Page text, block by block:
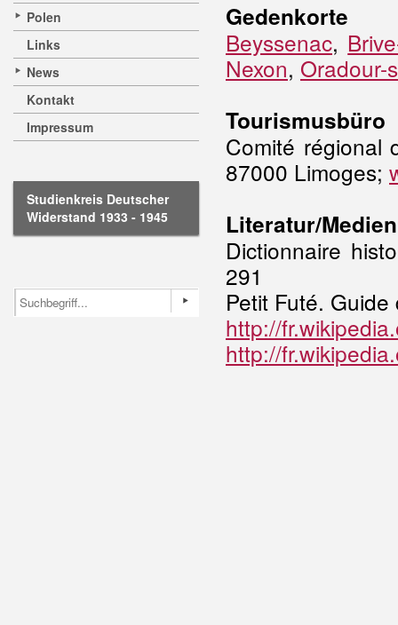
Polen
Links
News
Kontakt
Impressum
Studienkreis Deutscher
Widerstand 1933 - 1945
Gedenkorte
Beyssenac,
Nexon, Oradour-
Tourismusbüro
Comité régional
87000 Limoges;
Literatur/Medien
Dictionnaire
291
Petit Futé.
http://
http://